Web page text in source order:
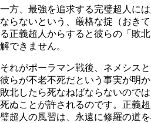
一方、最強を追求する完璧超人に
ならないという、厳格な掟（おき
る正義超人からすると彼らの「敗
解できません。
それがポーラマン戦後、ネメシス
彼らが不老不死だという事実が明
敗北したら死なねばならないので
死ぬことが許されるのです。正義
璧超人の風習は、永遠に修羅の道